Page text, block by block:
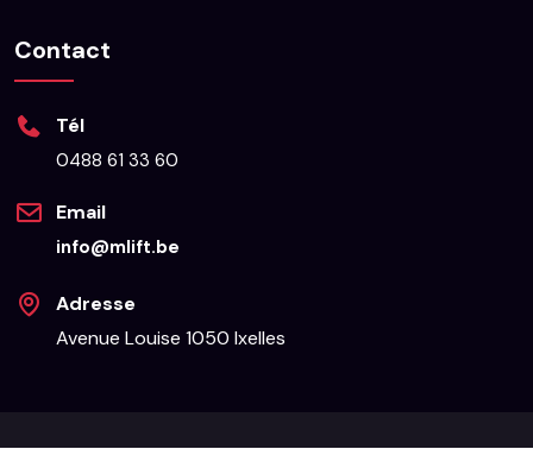
Contact
Tél
0488 61 33 60
Email
info@mlift.be
Adresse
Avenue Louise 1050 Ixelles